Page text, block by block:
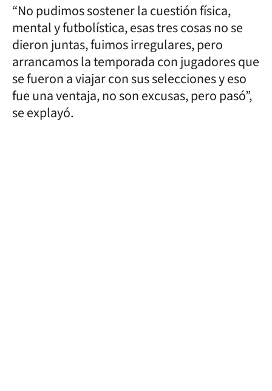
“No pudimos sostener la cuestión física,
mental y futbolística, esas tres cosas no se
dieron juntas, fuimos irregulares, pero
arrancamos la temporada con jugadores que
se fueron a viajar con sus selecciones y eso
fue una ventaja, no son excusas, pero pasó”,
se explayó.